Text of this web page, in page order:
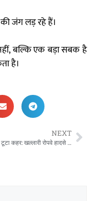
जंग लड़ रहे हैं।
बल्कि एक बड़ा सबक है
है।
NEXT
आस्था पर टूटा कहर: खल्लारी रोपवे हादसे में एक और श्रद्धालु की मौत, मातम में बदली श्रद्धा की यात्रा”